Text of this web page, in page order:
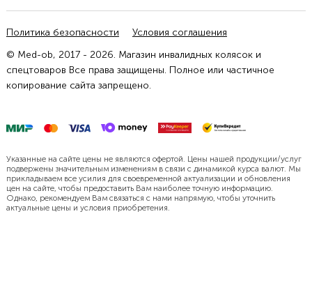
Политика безопасности
Условия соглашения
© Med-ob, 2017 - 2026. Магазин инвалидных колясок и
спецтоваров Все права защищены. Полное или частичное
копирование сайта запрещено.
Указанные на сайте цены не являются офертой. Цены нашей продукции/услуг
подвержены значительным изменениям в связи с динамикой курса валют. Мы
прикладываем все усилия для своевременной актуализации и обновления
цен на сайте, чтобы предоставить Вам наиболее точную информацию.
Однако, рекомендуем Вам связаться с нами напрямую, чтобы уточнить
актуальные цены и условия приобретения.